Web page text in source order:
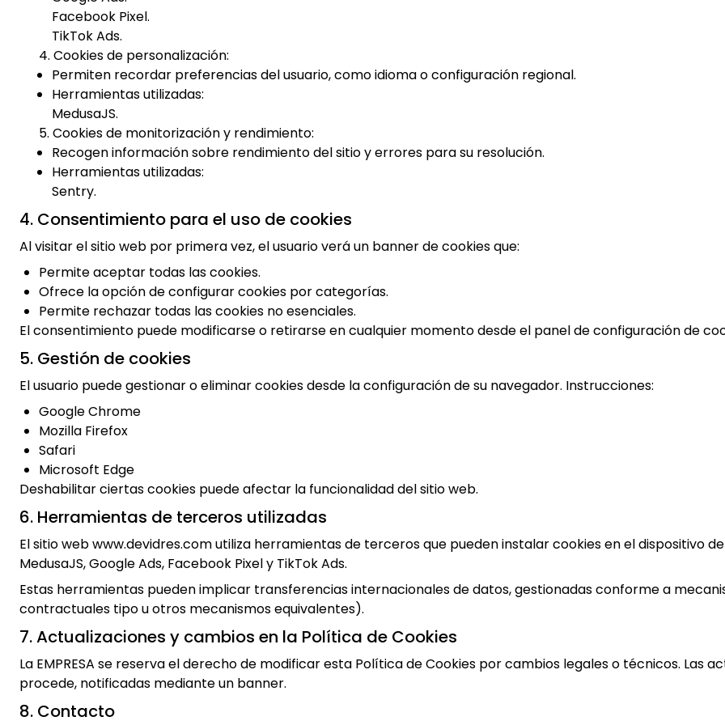
Facebook Pixel.
TikTok Ads.
4. Cookies de personalización:
Permiten recordar preferencias del usuario, como idioma o configuración regional.
Herramientas utilizadas:
MedusaJS.
5. Cookies de monitorización y rendimiento:
Recogen información sobre rendimiento del sitio y errores para su resolución.
Herramientas utilizadas:
Sentry.
4. Consentimiento para el uso de cookies
Al visitar el sitio web por primera vez, el usuario verá un banner de cookies que:
Permite aceptar todas las cookies.
Ofrece la opción de configurar cookies por categorías.
Permite rechazar todas las cookies no esenciales.
El consentimiento puede modificarse o retirarse en cualquier momento desde el panel de configuración de
5. Gestión de cookies
El usuario puede gestionar o eliminar cookies desde la configuración de su navegador. Instrucciones:
Google Chrome
Mozilla Firefox
Safari
Microsoft Edge
Deshabilitar ciertas cookies puede afectar la funcionalidad del sitio web.
6. Herramientas de terceros utilizadas
El sitio web www.devidres.com utiliza herramientas de terceros que pueden instalar cookies en el dispositivo
MedusaJS, Google Ads, Facebook Pixel y TikTok Ads.
Estas herramientas pueden implicar transferencias internacionales de datos, gestionadas conforme a
contractuales tipo u otros mecanismos equivalentes).
7. Actualizaciones y cambios en la Política de Cookies
La EMPRESA se reserva el derecho de modificar esta Política de Cookies por cambios legales o técnicos. Las
procede, notificadas mediante un banner.
8. Contacto